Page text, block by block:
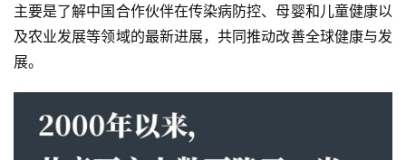
主要是了解中国合作伙伴在传染病防控、母婴和儿童健康以
及农业发展等领域的最新进展，共同推动改善全球健康与发
展。